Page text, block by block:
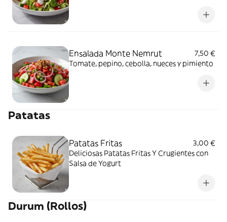
Ensalada Monte Nemrut
7,50 €
Tomate, pepino, cebolla, nueces y pimiento
Patatas
Patatas Fritas
3,00 €
Deliciosas Patatas Fritas Y Crugientes con
Salsa de Yogurt
Durum (Rollos)